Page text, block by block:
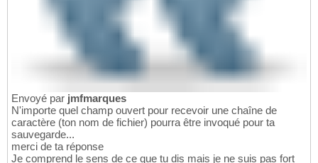
Envoyé par jmfmarques
N'importe quel champ ouvert pour recevoir une chaîne de
caractère (ton nom de fichier) pourra être invoqué pour ta
sauvegarde...
merci de ta réponse
Je comprend le sens de ce que tu dis mais je ne suis pas fort